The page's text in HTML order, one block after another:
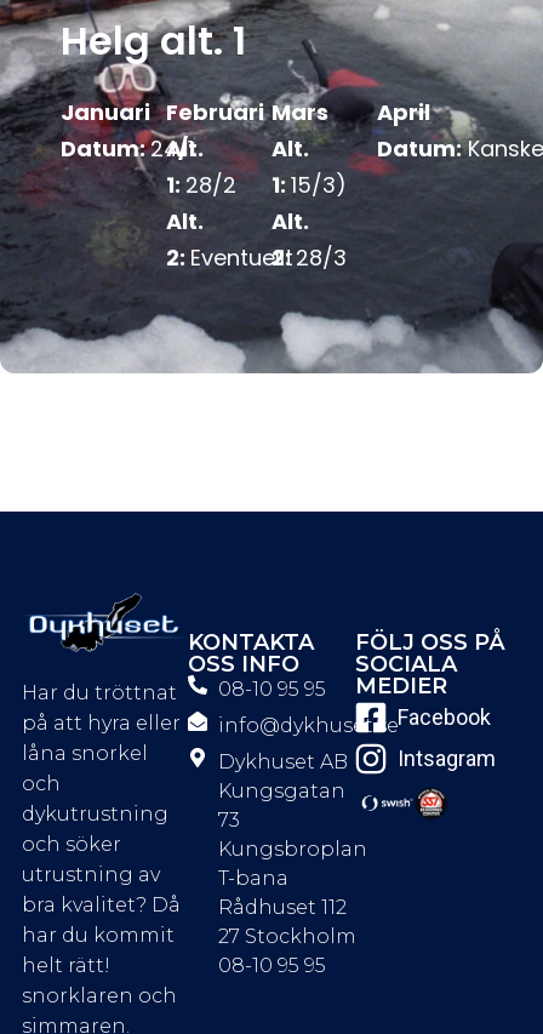
Helg alt. 1
Januari
Datum:24/1
Februari
Alt.
1: 28/2
Alt.
2: Eventuellt
Mars
Alt.
1:15/3)
Alt.
2:28/3
April
Datum:
Har du tröttnat
på att hyra eller
låna snorkel
och
dykutrustning
och söker
utrustning av
bra kvalitet? Då
har du kommit
helt rätt!
snorklaren och
simmaren.
KONTAKTA
OSS INFO
08-10 95 95
info@dykhuset.se
Dykhuset AB
Kungsgatan
73
Kungsbroplan
T-bana
Rådhuset 112
27 Stockholm
08-10 95 95
FÖLJ OSS PÅ
SOCIALA
MEDIER
Facebook
Intsagram